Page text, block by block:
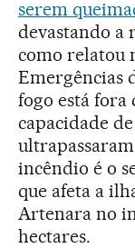
serem
devastando a
como relatou
Emergências
fogo está fora
capacidade
incêndio é o
que afeta a
Artenara no
hectares.